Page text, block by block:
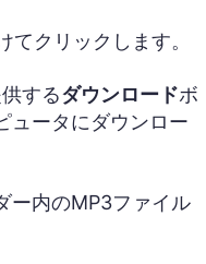
てクリックします。
するダウンロードボ
ュータにダウンロー
ー内のMP3ファイル